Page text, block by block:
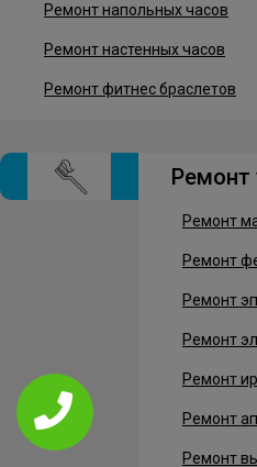
Ремонт напольных часов
Ремонт настенных часов
Ремонт фитнес браслетов
Ремонт
Ремонт
Ремонт
Ремонт
Ремонт
Ремонт
Ремонт
Ремонт